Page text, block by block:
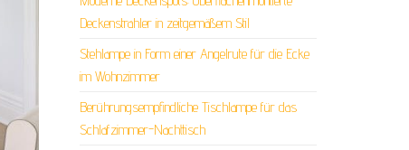
Deckenstrahler in zeitgemäßem Stil
Stehlampe in Form einer Angelrute für die Ecke
im Wohnzimmer
Berührungsempfindliche Tischlampe für das
Schlafzimmer-Nachttisch